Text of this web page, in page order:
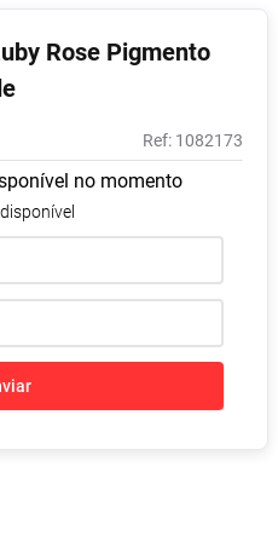
Rose Pigmento
: 1082173
no momento